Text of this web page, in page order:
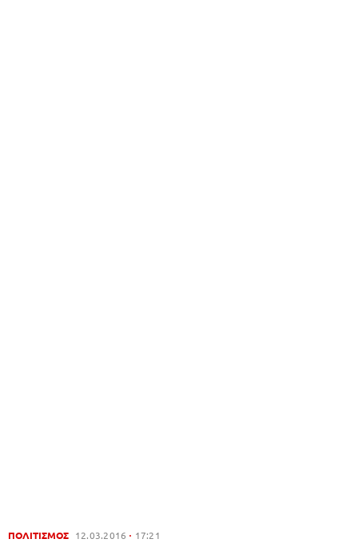
ΠΟΛΙΤΙΣΜΟΣ 12.03.2016 17:21